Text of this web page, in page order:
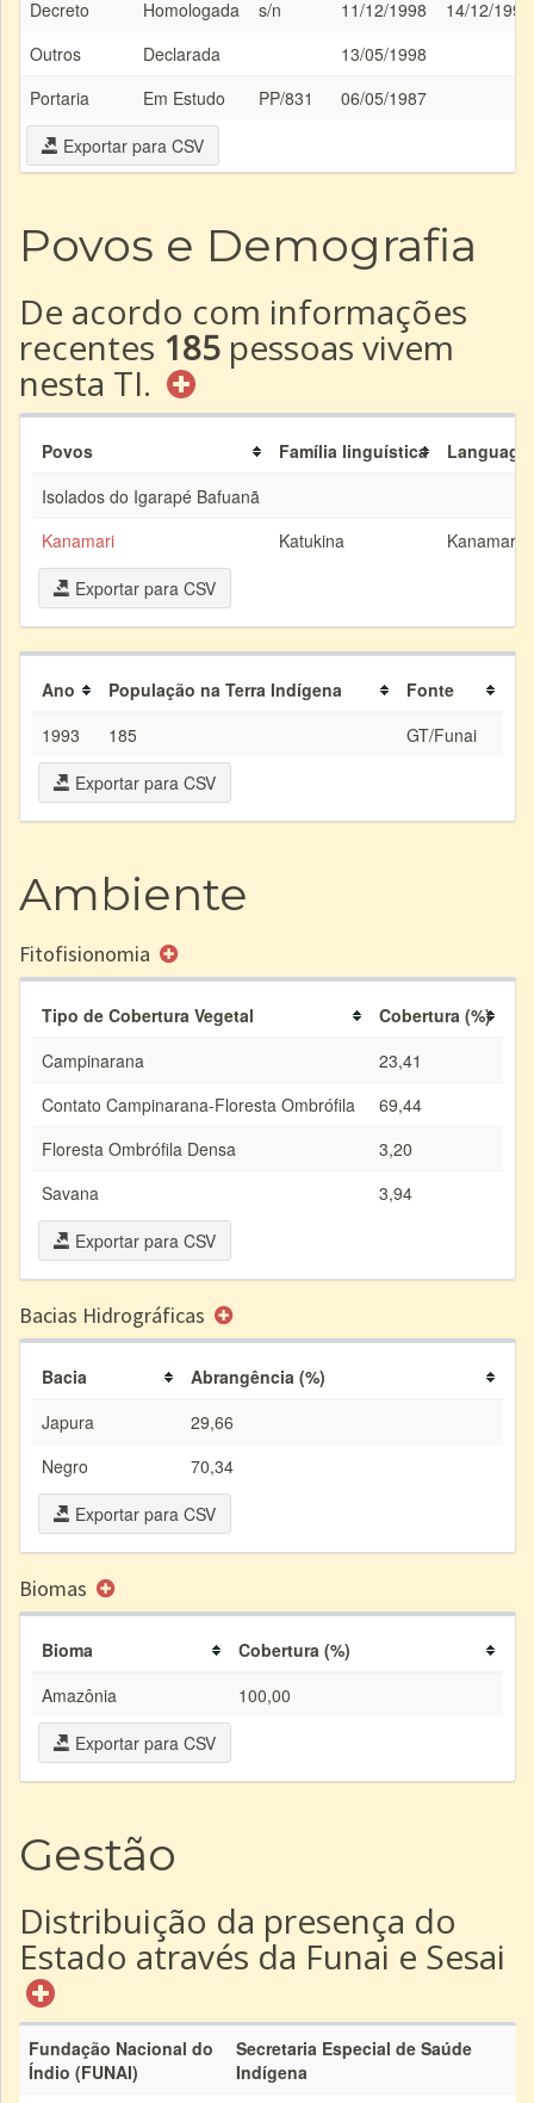
Decreto Homologada s/n 11/12/1998
14/12/1998
Outros
Declarada
13/05/1998
Portaria
Em Estudo PP/831
06/05/1987
Exportar para CSV
Povos e Demografia
De acordo com informações
recentes 185 pessoas vivem
nesta TI.
Povos Família linguística
Language
Isolados do Igarapé Bafuanã
Kanamari
Katukina
Kanamari
Exportar para CSV
Ano População na Terra Indígena
Fonte
1993
185
GT/Funai
Exportar para CSV
Ambiente
Fitofisionomia
Tipo de Cobertura Vegetal
Cobertura (%)
Campinarana
23,41
Contato Campinarana-Floresta Ombrófila
69,44
Floresta Ombrófila Densa
3,20
Savana
3,94
Exportar para CSV
Bacias Hidrográficas
Bacia
Abrangência (%)
Japura
29,66
Negro
70,34
Exportar para CSV
Biomas
Bioma
Cobertura (%)
Amazônia
100,00
Exportar para CSV
Gestão
Distribuição da presença do
Estado através da Funai e Sesai
Fundação Nacional do
Índio (FUNAI)
Secretaria Especial de Saúde
Indígena